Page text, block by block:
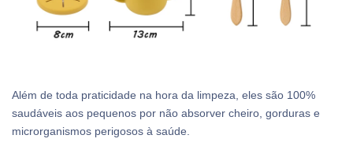
Além de toda praticidade na hora da limpeza, eles são 100%
saudáveis aos pequenos por não absorver cheiro, gorduras e
microrganismos perigosos à saúde.